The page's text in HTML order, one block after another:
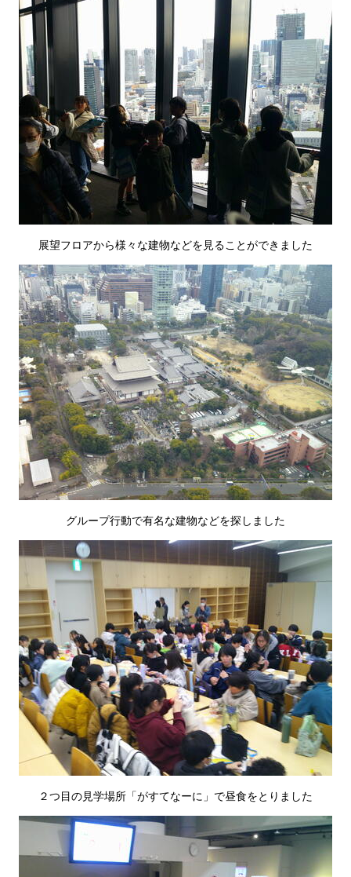
展望フロアから様々な建物などを見ることができました
グループ行動で有名な建物などを探しました
２つ目の見学場所「がすてなーに」で昼食をとりました